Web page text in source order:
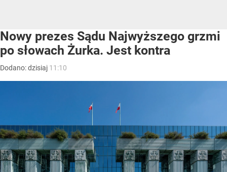
Nowy prezes Sądu Najwyższego grzmi
po słowach Żurka. Jest kontra
Dodano:dzisiaj 11:10